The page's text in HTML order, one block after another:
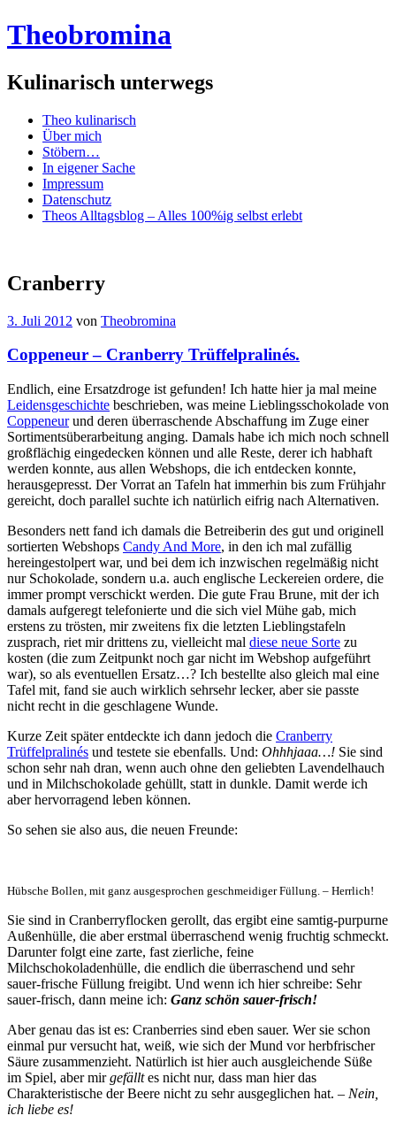
Theobromina
Kulinarisch unterwegs
Menü
Zum
Inhalt
springen
Theo kulinarisch
Über mich
Stöbern…
In eigener Sache
Impressum
Datenschutz
Theos Alltagsblog – Alles 100%ig selbst erlebt
Cranberry
3. Juli 2012 von Theobromina
Coppeneur – Cranberry Trüffelpralinés.
Endlich, eine Ersatzdroge ist gefunden! Ich hatte hier ja mal meine
Leidensgeschichte beschrieben, was meine Lieblingsschokolade von
Coppeneurund deren überraschende Abschaffung im Zuge einer
Sortimentsüberarbeitung anging. Damals habe ich mich noch schnell
großflächig eingedecken können und alle Reste, derer ich habhaft
werden konnte, aus allen Webshops, die ich entdecken konnte,
herausgepresst. Der Vorrat an Tafeln hat immerhin bis zum Frühjahr
gereicht, doch parallel suchte ich natürlich eifrig nach Alternativen.
Besonders nett fand ich damals die Betreiberin des gut und originell
sortierten Webshops Candy And More, in den ich mal zufällig
hereingestolpert war, und bei dem ich inzwischen regelmäßig nicht
nur Schokolade, sondern u.a. auch englische Leckereien ordere, die
immer prompt verschickt werden. Die gute Frau Brune, mit der ich
damals aufgeregt telefonierte und die sich viel Mühe gab, mich
erstens zu trösten, mir zweitens fix die letzten Lieblingstafeln
zusprach, riet mir drittens zu, vielleicht mal diese neue Sorte zu
kosten (die zum Zeitpunkt noch gar nicht im Webshop aufgeführt
war), so als eventuellen Ersatz…? Ich bestellte also gleich mal eine
Tafel mit, fand sie auch wirklich sehrsehr lecker, aber sie passte
nicht recht in die geschlagene Wunde.
Kurze Zeit später entdeckte ich dann jedoch die Cranberry
Trüffelpralinés und testete sie ebenfalls. Und: Ohhhjaaa…! Sie sind
schon sehr nah dran, wenn auch ohne den geliebten Lavendelhauch
und in Milchschokolade gehüllt, statt in dunkle. Damit werde ich
aber hervorragend leben können.
So sehen sie also aus, die neuen Freunde:
Hübsche Bollen, mit ganz ausgesprochen geschmeidiger Füllung. – Herrlich!
Sie sind in Cranberryflocken gerollt, das ergibt eine samtig-purpurne
Außenhülle, die aber erstmal überraschend wenig fruchtig schmeckt.
Darunter folgt eine zarte, fast zierliche, feine
Milchschokoladenhülle, die endlich die überraschend und sehr
sauer-frische Füllung freigibt. Und wenn ich hier schreibe: Sehr
sauer-frisch, dann meine ich: Ganz schön sauer-frisch!
Aber genau das ist es: Cranberries sind eben sauer. Wer sie schon
einmal pur versucht hat, weiß, wie sich der Mund vor herbfrischer
Säure zusammenzieht. Natürlich ist hier auch ausgleichende Süße
im Spiel, aber mirgefälltes nicht nur, dass man hier das
Charakteristische der Beere nicht zu sehr ausgeglichen hat. – Nein,
ich liebe es!